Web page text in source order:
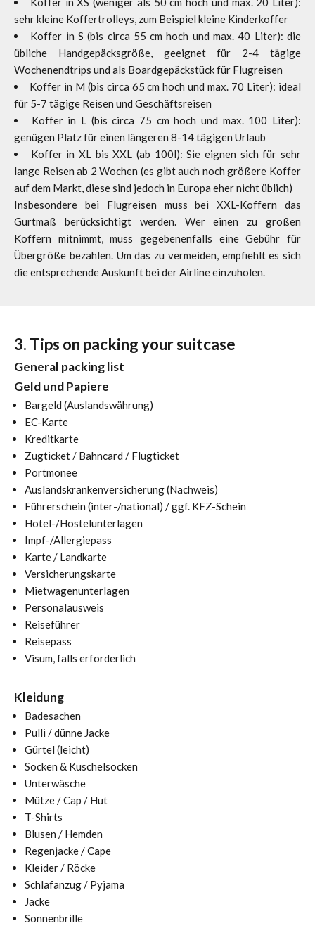
sehr kleine Koffertrolleys, zum Beispiel kleine Kinderkoffer
Koffer in S (bis circa 55 cm hoch und max. 40 Liter): die
übliche Handgepäcksgröße, geeignet für 2-4 tägige
Wochenendtrips und als Boardgepäckstück für Flugreisen
Koffer in M (bis circa 65 cm hoch und max. 70 Liter): ideal
für 5-7 tägige Reisen und Geschäftsreisen
Koffer in L (bis circa 75 cm hoch und max. 100 Liter):
genügen Platz für einen längeren 8-14 tägigen Urlaub
Koffer in XL bis XXL (ab 100l): Sie eignen sich für sehr
lange Reisen ab 2 Wochen (es gibt auch noch größere Koffer
auf dem Markt, diese sind jedoch in Europa eher nicht üblich)
Insbesondere bei Flugreisen muss bei XXL-Koffern das
Gurtmaß berücksichtigt werden. Wer einen zu großen
Koffern mitnimmt, muss gegebenenfalls eine Gebühr für
Übergröße bezahlen. Um das zu vermeiden, empfiehlt es sich
die entsprechende Auskunft bei der Airline einzuholen.
3. Tips on packing your suitcase
General packing list
Geld und Papiere
Bargeld (Auslandswährung)
EC-Karte
Kreditkarte
Zugticket / Bahncard / Flugticket
Portmonee
Auslandskrankenversicherung (Nachweis)
Führerschein (inter-/national) / ggf. KFZ-Schein
Hotel-/Hostelunterlagen
Impf-/Allergiepass
Karte / Landkarte
Versicherungskarte
Mietwagenunterlagen
Personalausweis
Reiseführer
Reisepass
Visum, falls erforderlich
Kleidung
Badesachen
Pulli / dünne Jacke
Gürtel (leicht)
Socken & Kuschelsocken
Unterwäsche
Mütze / Cap / Hut
T-Shirts
Blusen / Hemden
Regenjacke / Cape
Kleider / Röcke
Schlafanzug / Pyjama
Jacke
Sonnenbrille